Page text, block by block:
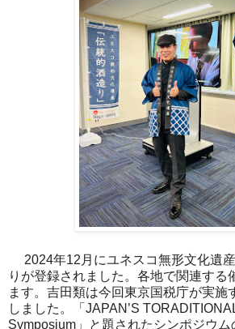
2024年12月にユネスコ無形文化遺
りが登録されました。各地で関連する
ます。吉田類は今回東京国税庁が実施
しました。「JAPAN’S
Symposium」と題されたシンポジウ